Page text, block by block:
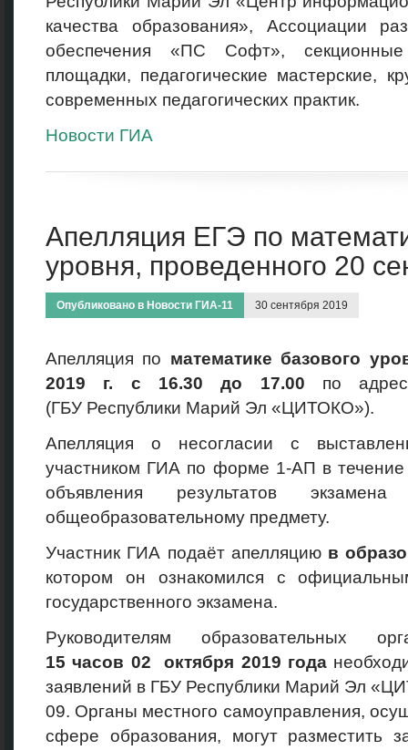
качества образования», Ассоциации
обеспечения «ПС Софт», секционные
площадки, педагогические мастерские,
современных педагогических практик.
Новости ГИА
Апелляция ЕГЭ по
уровня, проведенного 20
Опубликовано в Новости ГИА-11 30 сентября 2019
Апелляция по математике базового
2019 г. с 16.30 до 17.00 по
(ГБУ Республики Марий Эл «ЦИТОКО»).
Апелляция о несогласии с
участником ГИА по форме 1-АП в
объявления результатов
общеобразовательному предмету.
Участник ГИА подаёт апелляцию в
котором он ознакомился с
государственного экзамена.
Руководителям образовательных
15 часов 02 октября 2019 года
заявлений в ГБУ Республики Марий Эл
09. Органы местного самоуправления,
сфере образования, могут разместить